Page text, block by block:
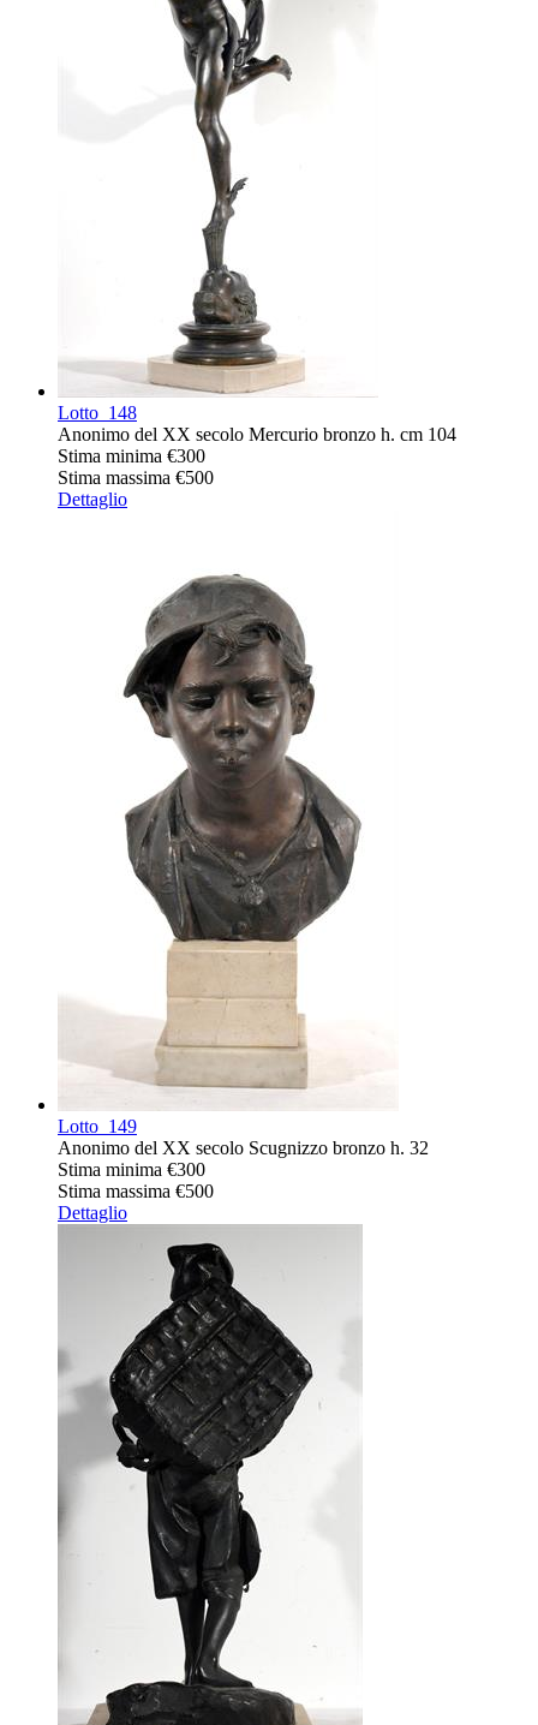
Lotto 148
Anonimo del XX secolo Mercurio bronzo h. cm 104
Stima minima €300
Stima massima €500
Dettaglio
Lotto 149
Anonimo del XX secolo Scugnizzo bronzo h. 32
Stima minima €300
Stima massima €500
Dettaglio